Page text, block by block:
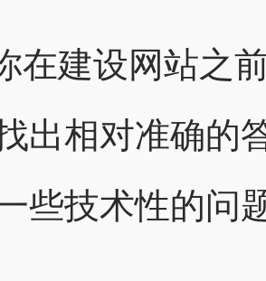
在建设网站之
出相对准确的
些技术性的问